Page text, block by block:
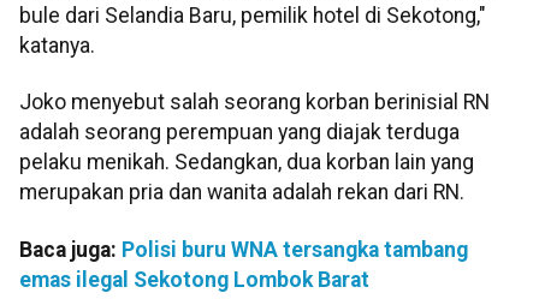
bule dari Selandia Baru, pemilik hotel di Sekotong,"
katanya.
Joko menyebut salah seorang korban berinisial RN
adalah seorang perempuan yang diajak terduga
pelaku menikah. Sedangkan, dua korban lain yang
merupakan pria dan wanita adalah rekan dari RN.
Baca juga: Polisi buru WNA tersangka tambang
emas ilegal Sekotong Lombok Barat